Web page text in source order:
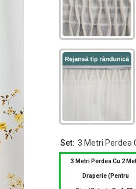
Set: 3 Metri Perdea
3 Metri Perdea Cu 2
Draperie (pentru